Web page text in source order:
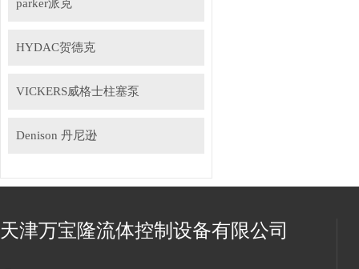
parker派克
HYDAC贺德克
VICKERS威格士柱塞泵
Denison 丹尼逊
天津万宝隆流体控制设备有限公司